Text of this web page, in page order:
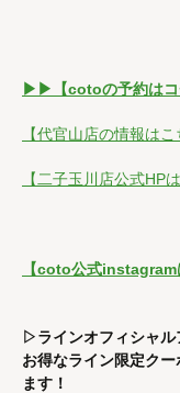
▶︎▶︎【cotoの予約は
【代官山店の情報は
【二子玉川店公式
【coto公式instagram
▷ラインオフィシャ
お得なライン限定ク
ます！